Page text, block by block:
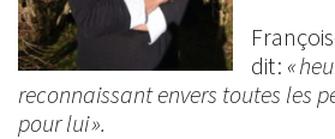
dit : «
reconnaissant envers toutes les
pour lui ».